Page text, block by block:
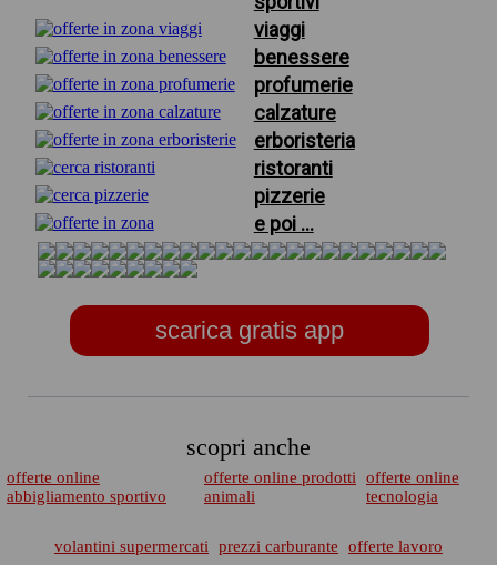
viaggi
benessere
profumerie
calzature
erboristeria
ristoranti
pizzerie
e poi ...
scarica gratis app
scopri anche
offerte online
abbigliamento sportivo
offerte online prodotti
animali
offerte online
tecnologia
volantini supermercati prezzi carburante
offerte lavoro